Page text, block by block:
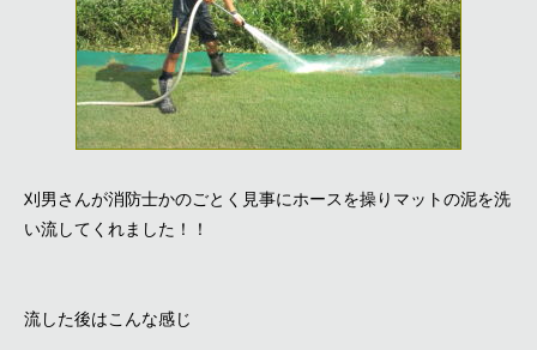
刈男さんが消防士かのごとく見事にホースを操りマットの泥を洗
い流してくれました！！
流した後はこんな感じ